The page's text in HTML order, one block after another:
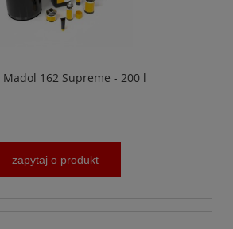
162 Supreme - 200 l
zapytaj o produkt